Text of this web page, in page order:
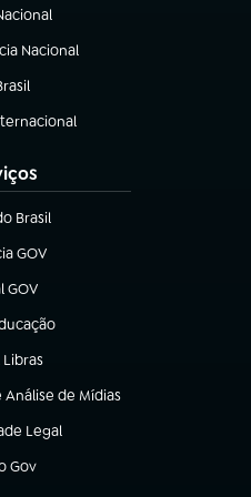
Nacional
aba)
em nova aba)
aba)
Brasil
nova aba)
GOV
nova aba)
GOVnova aba)
nova aba)
Libras
nova aba)
de Mídias
Legal
aba)
Gov
em nova aba)